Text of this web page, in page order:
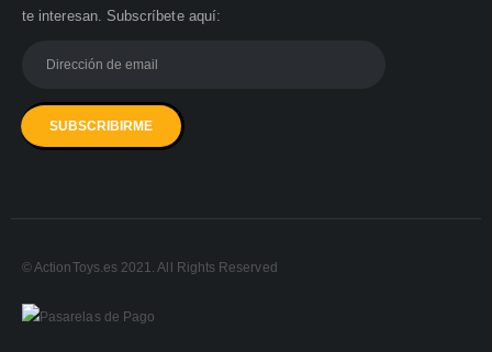
te interesan. Subscríbete aquí:
© ActionToys.es 2021. All Rights Reserved